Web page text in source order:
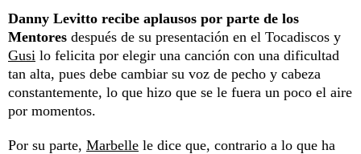
Danny Levitto recibe aplausos por parte de los
Mentores después de su presentación en el Tocadiscos y
Gusi lo felicita por elegir una canción con una dificultad
tan alta, pues debe cambiar su voz de pecho y cabeza
constantemente, lo que hizo que se le fuera un poco el aire
por momentos.
Por su parte, Marbelle le dice que, contrario a lo que ha